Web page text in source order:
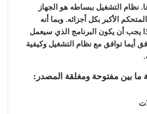
نظام التشغيل ببساطه هو الجهاز
الأكبر بكل أجزائه. وبما أنه
يجب أن يكون البرنامج الذي سيعمل
أيما توافق مع نظام التشغيل وكيفية
ما بين مفتوحة ومغلقة المصدر: